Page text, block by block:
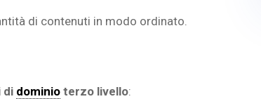
di contenuti in modo ordinato.
di dominio terzo livello: